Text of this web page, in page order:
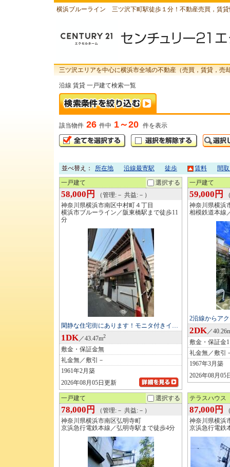
横浜ブルーライン 三ツ沢下町駅徒歩１分！不動産売買，賃
三ツ沢エリアを中心に横浜市全域の不動産（売買，賃貸，
沿線 賃貸 一戸建て検索一覧
該当物件 26 件中 1～20 件を表示
並べ替え： 所在地 沿線最寄駅 徒歩 賃料 間
一戸建て 選択する
58,000円
（管理:－ 共益:－）
神奈川県横浜市南区中村町４丁目
横浜市ブルーライン／阪東橋駅まで徒歩11
分
閑静な住宅街にあります！モニタ付きイ…
1DK／43.47m2
敷金・保証金無
礼金無／敷引－
1961年2月築
2026年08月05日更新
一戸建て
59,000円
神奈川県横浜
相模鉄道本線
2沿線からア
2DK／
敷金・保証金
礼金無／敷引
1967年3月築
2026年08月05
一戸建て 選択する
78,000円
（管理:－ 共益:－）
神奈川県横浜市南区弘明寺町
京浜急行電鉄本線／弘明寺駅まで徒歩4分
テラスハウス
87,000円
神奈川県横浜
京浜急行電鉄